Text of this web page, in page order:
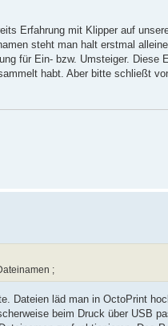
Erfahrung mit Klipper auf
steht man halt erstmal
für Ein- bzw. Umsteiger. Diese
habt. Aber bitte schließt
;
Dateien läd man in OctoPrint
beim Druck über USB